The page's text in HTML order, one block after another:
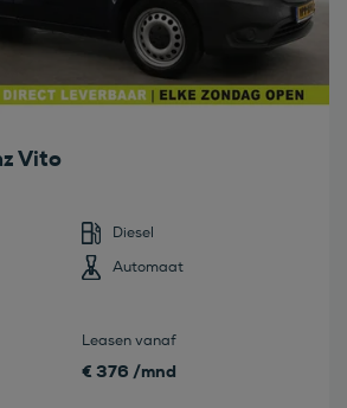
Vito
Diesel
Automaat
Leasen vanaf
€ 376 /mnd